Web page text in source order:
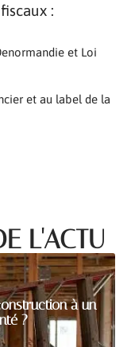
:
et Loi
et au label de la
L'ACTU
à un
?